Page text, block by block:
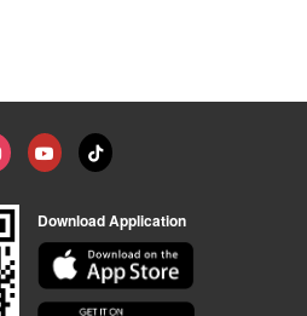
Download Application